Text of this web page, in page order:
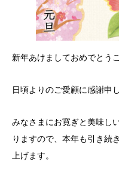
新年あけましておめでとう
日頃よりのご愛顧に感謝申
みなさまにお寛ぎと美味し
りますので、本年も引き続
上げます。